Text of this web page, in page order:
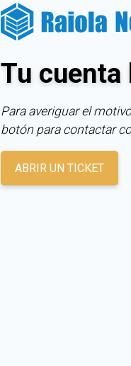
Tu cuenta
Para averiguar el
botón para contactar
ABRIR UN TICKET